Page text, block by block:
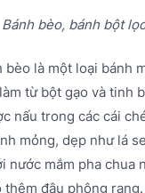
Bánh bèo, bánh bột lọc
bèo là một loại bánh
từ bột gạo và tinh
nấu trong các cái
mỏng, dẹp như lá
nước mắm pha chua
đậu phộng